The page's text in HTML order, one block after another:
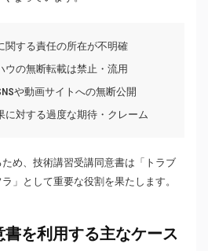
関する責任の所在が不明確
ウの無断転載は禁止・流用
や動画サイトへの無断公開
に対する過度な期待・クレーム
め、技術講習受講同意書は「トラブ
」として重要な役割を果たします。
を利用する主なケース